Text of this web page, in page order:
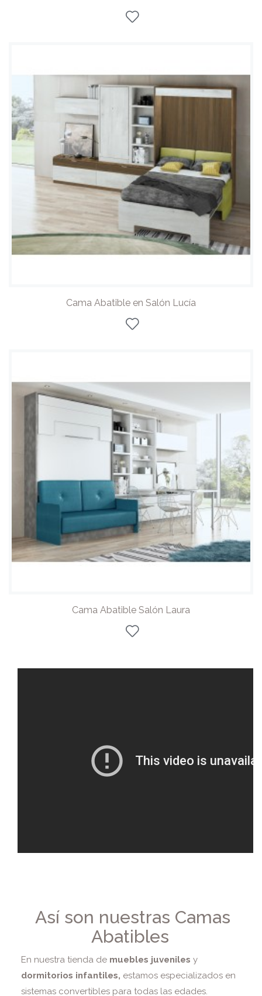
Cama Abatible en Salón Lucía
Cama Abatible Salón Laura
Así son nuestras Camas
Abatibles
En nuestra tienda de muebles juveniles y
dormitorios infantiles, estamos especializados en
sistemas convertibles para todas las edades.